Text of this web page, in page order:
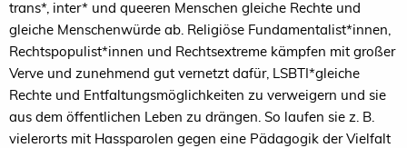
trans*, inter* und queeren Menschen gleiche Rechte und
gleiche Menschenwürde ab. Religiöse Fundamentalist*innen,
Rechtspopulist*innen und Rechtsextreme kämpfen mit großer
Verve und zunehmend gut vernetzt dafür, LSBTI*gleiche
Rechte und Entfaltungsmöglichkeiten zu verweigern und sie
aus dem öffentlichen Leben zu drängen. So laufen sie z. B.
vielerorts mit Hassparolen gegen eine Pädagogik der Vielfalt